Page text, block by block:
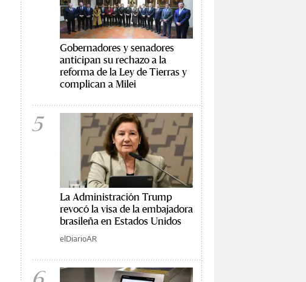
Gobernadores y senadores
anticipan su rechazo a la
reforma de la Ley de Tierras y
complican a Milei
5
La Administración Trump
revocó la visa de la embajadora
brasileña en Estados Unidos
elDiarioAR